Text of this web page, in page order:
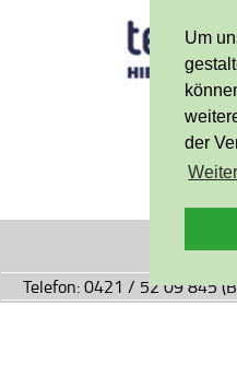
Um
der
Telefon: 0421 / 52 09 845